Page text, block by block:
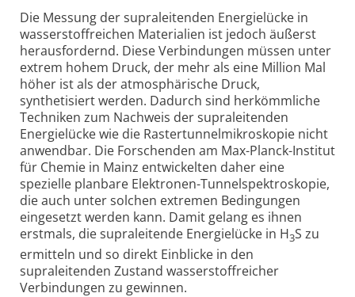
Die Messung der supraleitenden Energielücke in
wasserstoffreichen Materialien ist jedoch äußerst
herausfordernd. Diese Verbindungen müssen unter
extrem hohem Druck, der mehr als eine Million Mal
höher ist als der atmosphärische Druck,
synthetisiert werden. Dadurch sind herkömmliche
Techniken zum Nachweis der supraleitenden
Energielücke wie die Rastertunnelmikroskopie nicht
anwendbar. Die Forschenden am Max-Planck-Institut
für Chemie in Mainz entwickelten daher eine
spezielle planbare Elektronen-Tunnelspektroskopie,
die auch unter solchen extremen Bedingungen
eingesetzt werden kann. Damit gelang es ihnen
erstmals, die supraleitende Energielücke in H3S zu
ermitteln und so direkt Einblicke in den
supraleitenden Zustand wasserstoffreicher
Verbindungen zu gewinnen.